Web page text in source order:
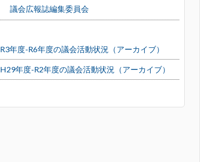
議会広報誌編集委員会
R3年度-R6年度の議会活動状況（アーカイブ）
H29年度-R2年度の議会活動状況（アーカイブ）